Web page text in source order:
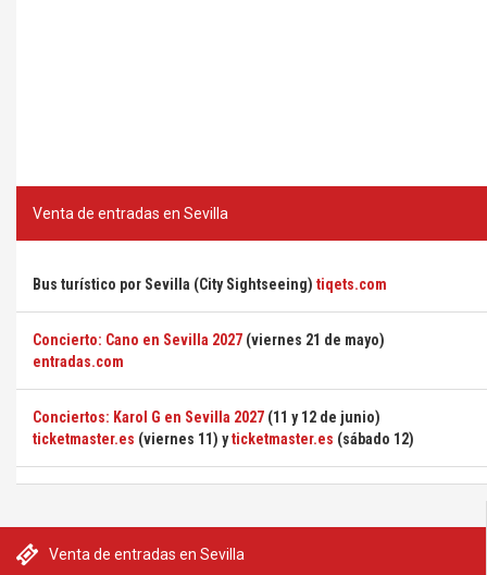
Venta de entradas en Sevilla
Venta de entradas en Sevilla
Bus turístico por Sevilla (City Sightseeing) tiqets.com
Concierto: Cano en Sevilla 2027 (viernes 21 de mayo)
entradas.com
Conciertos: Karol G en Sevilla 2027 (11 y 12 de junio)
ticketmaster.es (viernes 11) yticketmaster.es (sábado 12)